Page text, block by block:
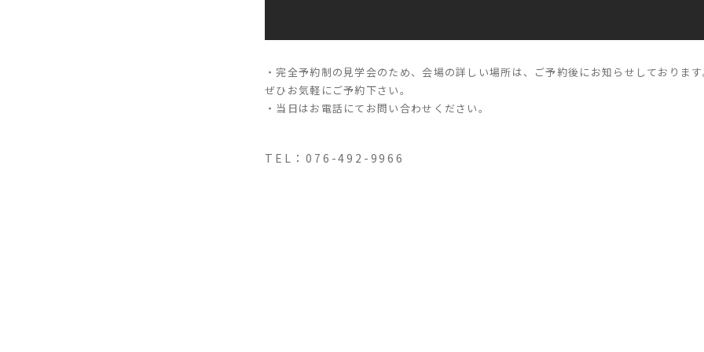
・完全予約制の見学会のため、会場の詳しい場所は、ご予約後にお知らせしておりま
ぜひお気軽にご予約下さい。
・当日はお電話にてお問い合わせください。
TEL：076-492-9966